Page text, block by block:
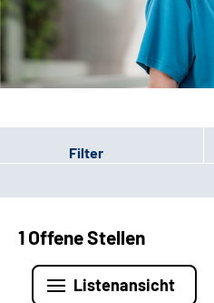
Gebärdensprache
Patienten-Login
Filter
1 Offene Stellen
Listenansicht